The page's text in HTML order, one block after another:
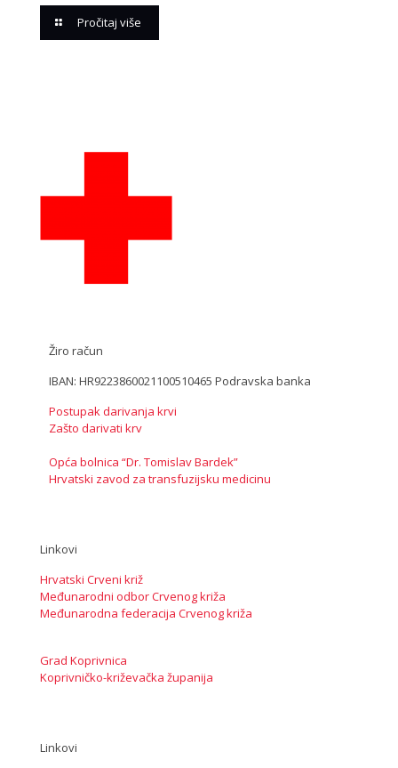
Pročitaj više
Žiro račun
IBAN: HR9223860021100510465 Podravska banka
Postupak darivanja krvi
Zašto darivati krv
Opća bolnica “Dr. Tomislav Bardek”
Hrvatski zavod za transfuzijsku medicinu
Linkovi
Hrvatski Crveni križ
Međunarodni odbor Crvenog križa
Međunarodna federacija Crvenog križa
Grad Koprivnica
Koprivničko-križevačka županija
Linkovi